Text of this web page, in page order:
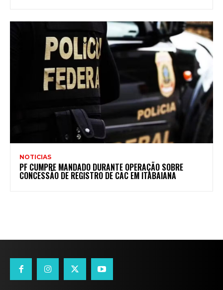
NOTICIAS
PF CUMPRE MANDADO DURANTE OPERAÇÃO SOBRE
CONCESSÃO DE REGISTRO DE CAC EM ITABAIANA